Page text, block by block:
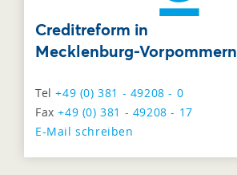
Creditreform in
Mecklenburg-Vorpommern
Tel+49 (0) 381 - 49208 - 0
Fax+49 (0) 381 - 49208 - 17
E-Mail schreiben